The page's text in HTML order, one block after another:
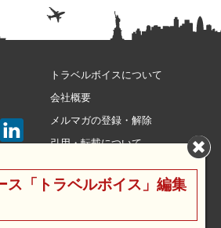
トラベルボイスについて
会社概要
メルマガの登録・解除
引用・転載について
利用規約
ス「トラベルボイス」編集